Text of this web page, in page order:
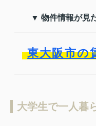
▼ 物件情報が見
東大阪市の
大学生で一人暮